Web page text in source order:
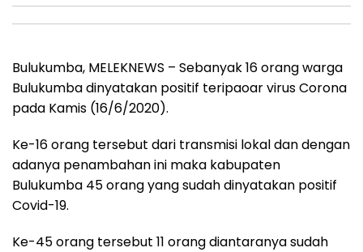
Bulukumba, MELEKNEWS – Sebanyak 16 orang warga
Bulukumba dinyatakan positif teripaoar virus Corona
pada Kamis (16/6/2020).
Ke-16 orang tersebut dari transmisi lokal dan dengan
adanya penambahan ini maka kabupaten
Bulukumba 45 orang yang sudah dinyatakan positif
Covid-19.
Ke-45 orang tersebut 11 orang diantaranya sudah